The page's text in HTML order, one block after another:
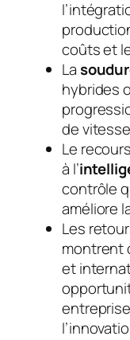
coûts et
La
hybrides
de
Le
à l’
contrôle
améliore
Les
montrent
et